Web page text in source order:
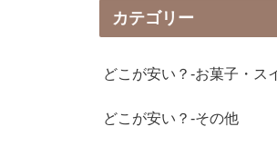
カテゴリー
どこが安い？-お菓子・ス
どこが安い？-その他